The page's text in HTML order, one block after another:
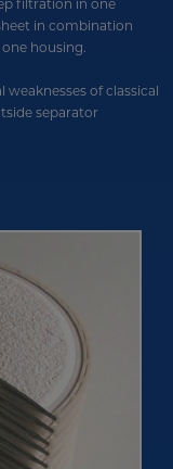
filtration in one
in combination
housing.
of classical
separator